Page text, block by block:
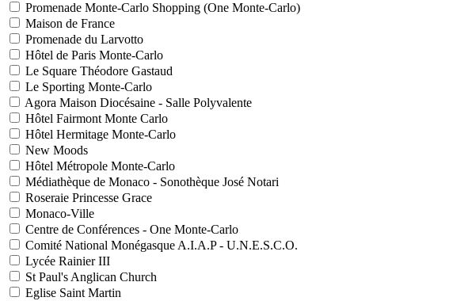
Promenade Monte-Carlo Shopping (One Monte-Carlo)
Maison de France
Promenade du Larvotto
Hôtel de Paris Monte-Carlo
Le Square Théodore Gastaud
Le Sporting Monte-Carlo
Agora Maison Diocésaine - Salle Polyvalente
Hôtel Fairmont Monte Carlo
Hôtel Hermitage Monte-Carlo
New Moods
Hôtel Métropole Monte-Carlo
Médiathèque de Monaco - Sonothèque José Notari
Roseraie Princesse Grace
Monaco-Ville
Centre de Conférences - One Monte-Carlo
Comité National Monégasque A.I.A.P - U.N.E.S.C.O.
Lycée Rainier III
St Paul's Anglican Church
Eglise Saint Martin